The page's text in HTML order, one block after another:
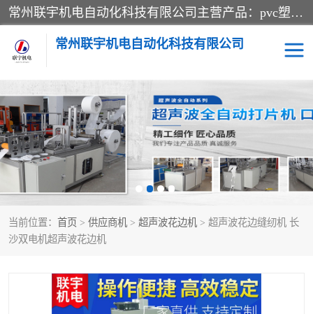
常州联宇机电自动化科技有限公司主营产品：pvc塑料焊机、高频热合机、软膜天花压边机、服装布料凹凸压花机、布料3d压印设备、服装植胶设备、超声波布料花边机、无纺布热合机、全自动压花机。
常州联宇机电自动化科技有限公司
当前位置： 首页 > 供应商机 > 超声波花边机 > 超声波花边缝纫机 长
沙双电机超声波花边机
压花定型机以及压花模具 超声波热合机
高频热合机 超声波花边机
超声波复合压花机 凹凸压花机压标机
3040凹凸压花机 双头服装凹凸压花机
高频压花压标机 自动超声波打片成型机